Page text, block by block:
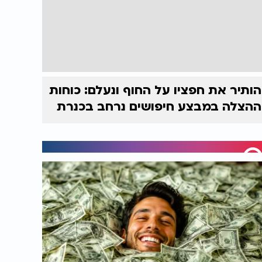
הותיר את חפציו על החוף ונעלם: כוחות
ההצלה במבצע חיפושים נרחב בכנרת